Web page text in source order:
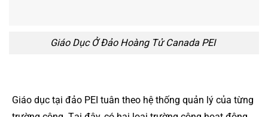
Giáo Dục Ở Đảo Hoàng Tử Canada PEI
Giáo dục tại đảo PEI tuân theo hệ thống quản lý của từng